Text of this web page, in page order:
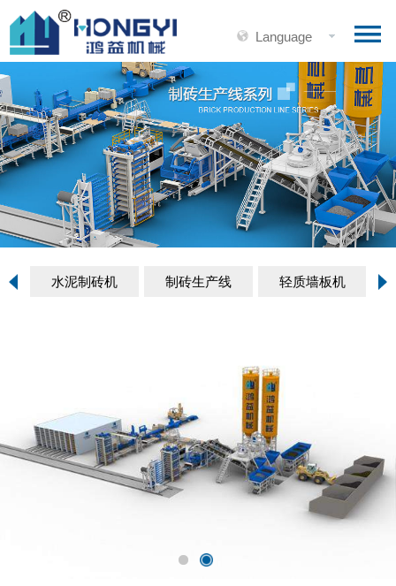
Language
水泥制砖机 制砖生产线 轻质墙板机 陶